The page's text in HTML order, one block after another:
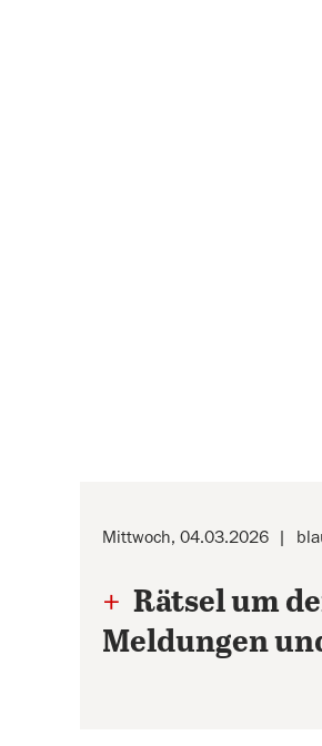
Mittwoch, 04.03.2026
+ Rätsel um
Meldungen